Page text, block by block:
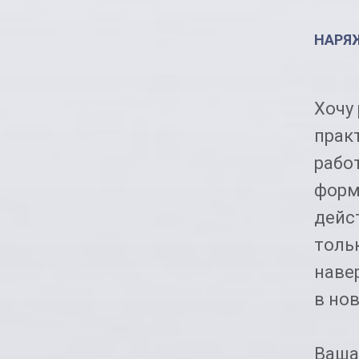
Хочу
в